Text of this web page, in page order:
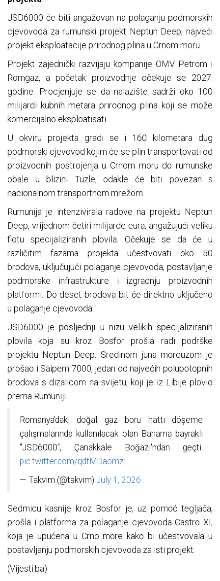
JSD6000 će biti angažovan na polaganju podmorskih
cjevovoda za rumunski projekt Neptun Deep, najveći
projekt eksploatacije prirodnog plina u Crnom moru.
Projekt zajednički razvijaju kompanije OMV Petrom i
Romgaz, a početak proizvodnje očekuje se 2027.
godine. Procjenjuje se da nalazište sadrži oko 100
milijardi kubnih metara prirodnog plina koji se može
komercijalno eksploatisati.
U okviru projekta gradi se i 160 kilometara dug
podmorski cjevovod kojim će se plin transportovati od
proizvodnih postrojenja u Crnom moru do rumunske
obale u blizini Tuzle, odakle će biti povezan s
nacionalnom transportnom mrežom.
Rumunija je intenzivirala radove na projektu Neptun
Deep, vrijednom četiri milijarde eura, angažujući veliku
flotu specijaliziranih plovila. Očekuje se da će u
različitim fazama projekta učestvovati oko 50
brodova, uključujući polaganje cjevovoda, postavljanje
podmorske infrastrukture i izgradnju proizvodnih
platformi. Do deset brodova bit će direktno uključeno
u polaganje cjevovoda.
JSD6000 je posljednji u nizu velikih specijaliziranih
plovila koja su kroz Bosfor prošla radi podrške
projektu Neptun Deep. Sredinom juna moreuzom je
prošao i Saipem 7000, jedan od najvećih polupotopnih
brodova s dizalicom na svijetu, koji je iz Libije plovio
prema Rumuniji.
Romanya'daki doğal gaz boru hattı döşeme
çalışmalarında kullanılacak olan Bahama bayraklı
"JSD6000", Çanakkale Boğazı'ndan geçti.
pic.twitter.com/qdtMDaomzI
— Takvim (@takvim) July 1, 2026
Sedmicu kasnije kroz Bosfor je, uz pomoć tegljača,
prošla i platforma za polaganje cjevovoda Castro XI,
koja je upućena u Crno more kako bi učestvovala u
postavljanju podmorskih cjevovoda za isti projekt.
(Vijesti.ba)